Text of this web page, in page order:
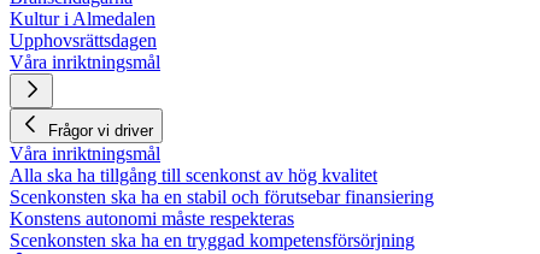
Kultur i Almedalen
Upphovsrättsdagen
Våra inriktningsmål
Frågor vi driver
Våra inriktningsmål
Alla ska ha tillgång till scenkonst av hög kvalitet
Scenkonsten ska ha en stabil och förutsebar finansiering
Konstens autonomi måste respekteras
Scenkonsten ska ha en tryggad kompetensförsörjning